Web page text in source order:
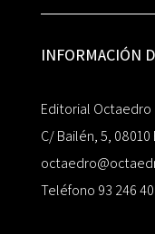
INFORMACIÓN
Editorial Octaedro
C/ Bailén, 5,
Teléfono 93 246